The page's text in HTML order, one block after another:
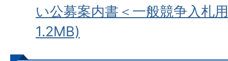
い公募案内書＜一般競争入札
1.2MB)